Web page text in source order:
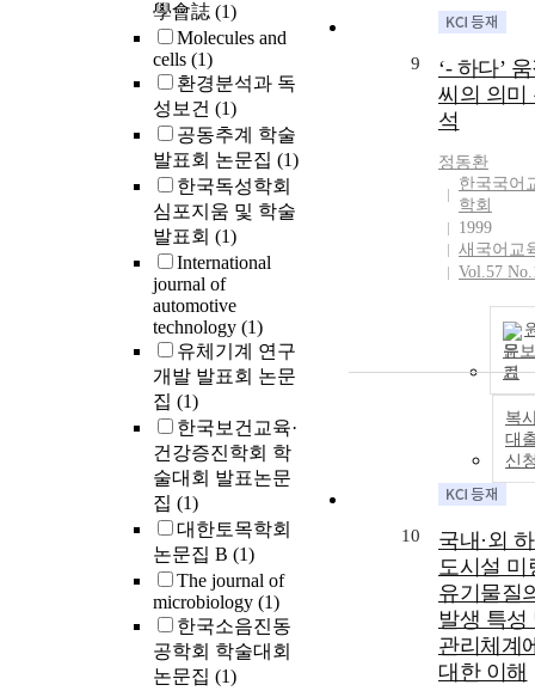
學會誌 (1)
Molecules and
cells (1)
환경분석과 독
성보건 (1)
공동추계 학술
발표회 논문집 (1)
한국독성학회
심포지움 및 학술
발표회 (1)
International
journal of
automotive
technology (1)
유체기계 연구
개발 발표회 논문
집 (1)
한국보건교육·
건강증진학회 학
술대회 발표논문
집 (1)
대한토목학회
논문집 B (1)
The journal of
microbiology (1)
한국소음진동
공학회 학술대회
논문집 (1)
posterior C2-3
describe
outcomes with
literature
patients for
unstable
Hangman’s
fracture were
enrolled
included in
study. The
all patients
Concurrently,
clinical
were evaluated
using Neck
Disability
(NDI) scores
Visual
Scale (VAS)
during
preoperative
9
‘- 하다’
씨의 의미
석
정동환
한국국어
학회
1999
새국어교
Vol.57
문보
기
복
대
신
10
국내·외
도시설 미
유기물질
발생 특성
관리체계
대한 이해